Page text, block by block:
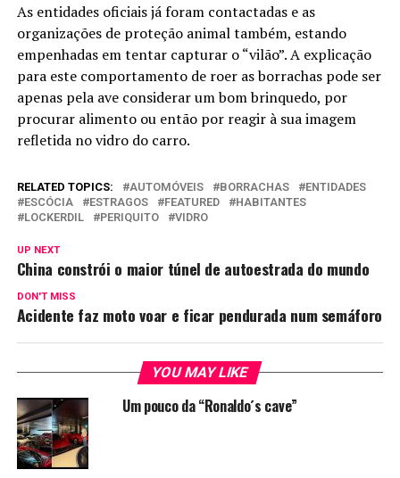
As entidades oficiais já foram contactadas e as
organizações de proteção animal também, estando
empenhadas em tentar capturar o “vilão”. A explicação
para este comportamento de roer as borrachas pode ser
apenas pela ave considerar um bom brinquedo, por
procurar alimento ou então por reagir à sua imagem
refletida no vidro do carro.
RELATED TOPICS: AUTOMÓVEIS BORRACHAS
ENTIDADES
ESCÓCIA
ESTRAGOS FEATURED
HABITANTES
LOCKERDIL
PERIQUITO VIDRO
UP NEXT
China constrói o maior túnel de autoestrada do mundo
DON'T MISS
Acidente faz moto voar e ficar pendurada num semáforo
YOU MAY LIKE
Um pouco da “Ronaldo´s cave”